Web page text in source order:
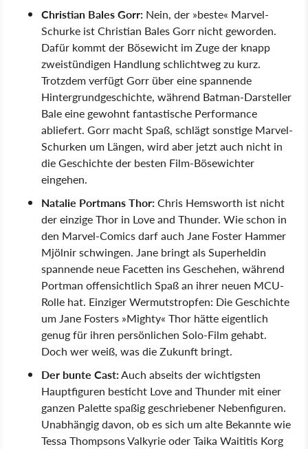
Christian Bales Gorr: Nein, der beste Marvel-
Schurke ist Christian Bales Gorr nicht geworden.
Dafür kommt der Bösewicht im Zuge der knapp
zweistündigen Handlung schlichtweg zu kurz.
Trotzdem verfügt Gorr über eine spannende
Hintergrundgeschichte, während Batman-Darsteller
Bale eine gewohnt fantastische Performance
abliefert. Gorr macht Spaß, schlägt sonstige Marvel-
Schurken um Längen, wird aber jetzt auch nicht in
die Geschichte der besten Film-Bösewichter
eingehen.
Natalie Portmans Thor:Chris Hemsworth ist nicht
der einzige Thor in Love and Thunder. Wie schon in
den Marvel-Comics darf auch Jane Foster Hammer
Mjölnir schwingen. Jane bringt als Superheldin
spannende neue Facetten ins Geschehen, während
Portman offensichtlich Spaß an ihrer neuen MCU-
Rolle hat. Einziger Wermutstropfen: Die Geschichte
um Jane Fosters Mighty Thor hätte eigentlich
genug für ihren persönlichen Solo-Film gehabt.
Doch wer weiß, was die Zukunft bringt.
Der bunte Cast:Auch abseits der wichtigsten
Hauptfiguren besticht Love and Thunder mit einer
ganzen Palette spaßig geschriebener Nebenfiguren.
Unabhängig davon, ob es sich um alte Bekannte wie
Tessa Thompsons Valkyrie oder Taika Waititis Korg